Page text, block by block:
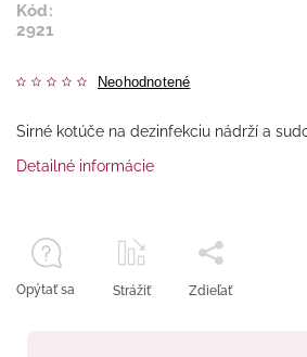
Kód:
2921
Neohodnotené
Sirné kotúče na dezinfekciu nádrží a
Detailné informácie
Opýtať sa Strážiť Zdieľať